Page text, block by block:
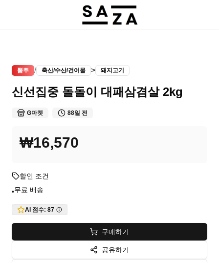
뽐뿌 / 축산/수산/건어물 > 돼지고기
신선집중 돌돌이 대패삼겸살 2kg
G마켓 88일 전
₩16,570
할인 조건
•무료 배송
AI 점수: 87
구매하기
공유하기